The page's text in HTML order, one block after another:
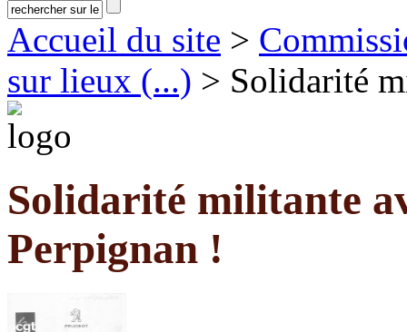
Accueil du site >
sur lieux (...) > Solidarité
Solidarité militante
Perpignan !